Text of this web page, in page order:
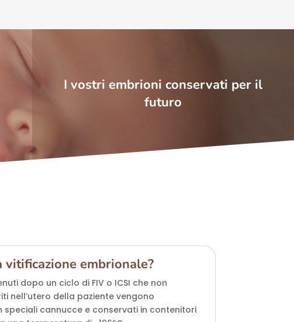
I vostri embrioni conservati per il
futuro
vitificazione embrionale?
dopo un ciclo di FIV o ICSI che non
nell’utero della paziente vengono
speciali cannucce e conservati in contenitori